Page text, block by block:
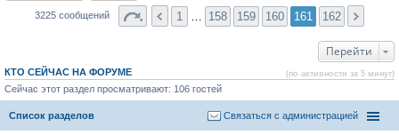
3225 сообщений 1 158 159 160 161 162
Перейти
КТО СЕЙЧАС НА ФОРУМЕ (по активности за 5 минут)
Сейчас этот раздел просматривают: 106 гостей
Список разделов Связаться с администрацией